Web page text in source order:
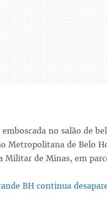
no salão de
Metropolitana de Belo
Militar de Minas, em
BH continua